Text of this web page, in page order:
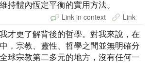
持體內恆定平衡的實用方法。
Link in context Link
才更了解背後的哲學。對我來說，在
，宗教、靈性、哲學之間並無明確分
球宗教第二多元的地方，沒有任何一